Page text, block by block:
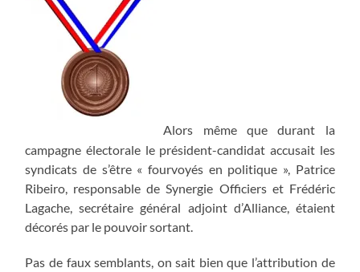
Alors même que durant la
campagne électorale le président-candidat accusait les
syndicats de s’être « fourvoyés en politique », Patrice
Ribeiro, responsable de Synergie Officiers et Frédéric
Lagache, secrétaire général adjoint d’Alliance, étaient
décorés par le pouvoir sortant.
Pas de faux semblants, on sait bien que l’attribution de